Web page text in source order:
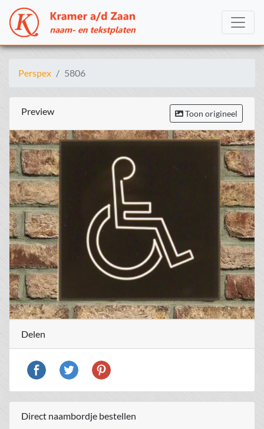
Perspex 5806
Preview Toon origineel
Delen
Direct naambordje bestellen